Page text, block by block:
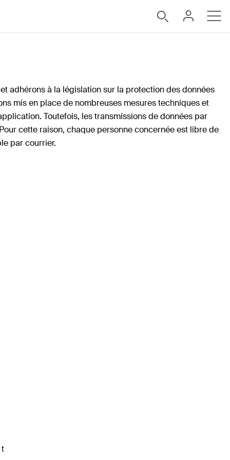
adhérons à la législation sur la protection des données
mis en place de nombreuses mesures techniques et
Toutefois, les transmissions de données par
cette raison, chaque personne concernée est libre de
par courrier.